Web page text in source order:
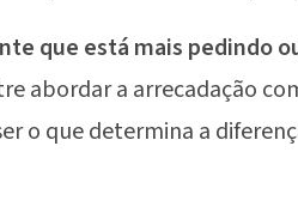
que está mais pedindo
abordar a arrecadação
o que determina a